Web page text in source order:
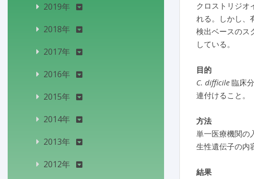
クロストリジオ
れる。しかし、
検出ベースのス
している。
目的
C. difficile 臨床
連付けること。
方法
単一医療機関の
生性遺伝子の内
結果
2019年
2018年
2017年
2016年
2015年
2014年
2013年
2012年